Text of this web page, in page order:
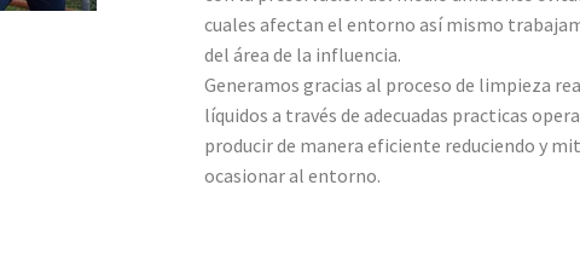
cuales afectan el entorno así mismo
del área de la influencia.
Generamos gracias al proceso de limpieza
líquidos a través de adecuadas practicas
producir de manera eficiente reduciendo y
ocasionar al entorno.